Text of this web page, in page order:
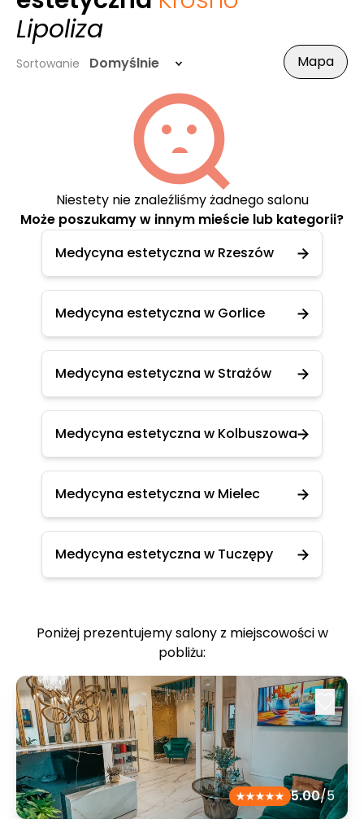
Lipoliza
Sortowanie Domyślnie Mapa
Niestety nie znaleźliśmy żadnego salonu
Może poszukamy w innym mieście lub kategorii?
Medycyna estetyczna w Rzeszów
Medycyna estetyczna w Gorlice
Medycyna estetyczna w Strażów
Medycyna estetyczna w Kolbuszowa
Medycyna estetyczna w Mielec
Medycyna estetyczna w Tuczępy
Poniżej prezentujemy salony z miejscowości w
pobliżu:
5.00/5